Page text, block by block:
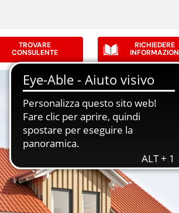
TROVARE
CONSULENTE
RICHIEDERE
INFORMAZION